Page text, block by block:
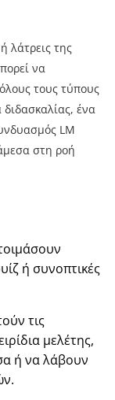
λάτρεις της
να
τους τύπους
ένα
LM
στη ροή
ή συνοπτικές
τις
μελέτης,
ή να λάβουν